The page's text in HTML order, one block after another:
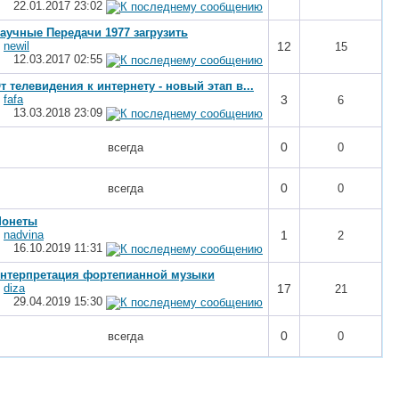
22.01.2017 23:02
Передачи 1977 загрузить
newil
12.03.2017 02:55
12 15
телевидения к интернету - новый этап в...
fafa
13.03.2018 23:09
3 6
всегда 0 0
всегда 0 0
nadvina
16.10.2019 11:31
1 2
фортепианной музыки
diza
29.04.2019 15:30
17 21
всегда 0 0